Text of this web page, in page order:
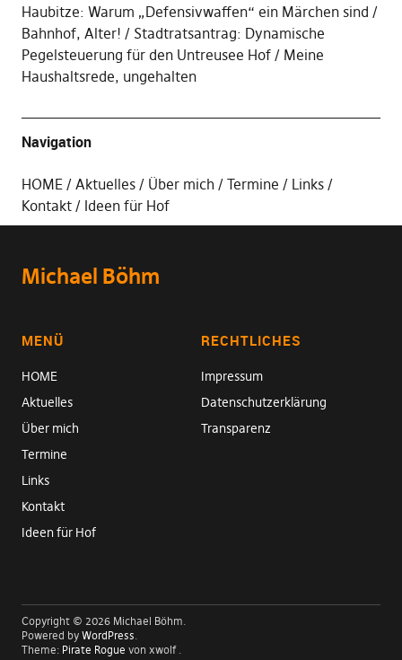
Haubitze: Warum „Defensivwaffen“ ein Märchen sind
Bahnhof, Alter!
Stadtratsantrag: Dynamische
Pegelsteuerung für den Untreusee Hof
Meine
Haushaltsrede, ungehalten
Navigation
HOME Aktuelles Über mich Termine
Links
Kontakt
Ideen für Hof
Michael Böhm
MENÜ
HOME
Aktuelles
Über mich
Termine
Links
Kontakt
Ideen für Hof
RECHTLICHES
Impressum
Datenschutzerklärung
Transparenz
Copyright © 2026 Michael Böhm
Powered by WordPress
Theme: Pirate Rogue von xwolf